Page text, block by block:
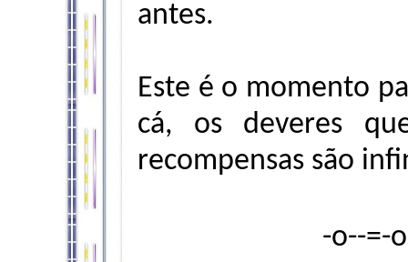
antes.
Este é o momento
cá, os deveres
recompensas são
-o--=-